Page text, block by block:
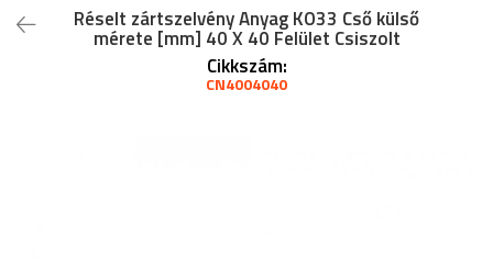
Üvegrögzítők
Bemutató táskák
Csavarok - Dübelek - Ragasztók -
Réselt zártszelvény Anyag KO33 Cső külső
mérete [mm] 40 X 40 Felület Csiszolt
Cikkszám:
CN4004040